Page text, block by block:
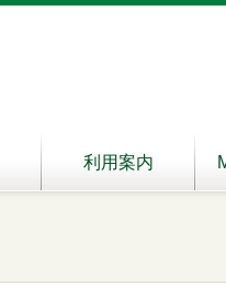
利用案内